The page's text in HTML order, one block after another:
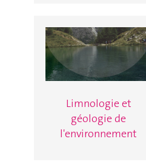
Limnologie et
géologie de
l'environnement